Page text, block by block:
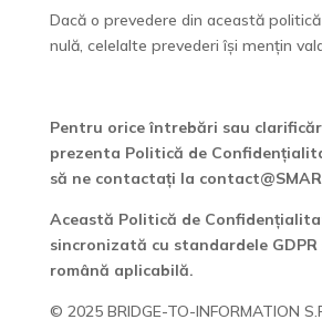
Dacă o prevedere din această
nulă, celelalte prevederi își mențin
Pentru orice întrebări sau
prezenta Politică de
să ne contactați la
Această Politică de
sincronizată cu standardele
română aplicabilă.
© 2025 BRIDGE-TO-INFORMATION